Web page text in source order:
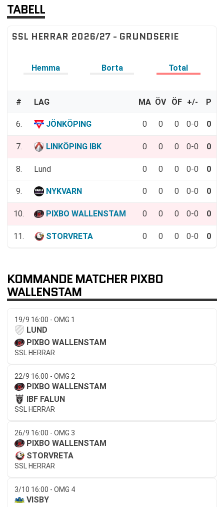
TABELL
SSL HERRAR 2026/27 - GRUNDSERIE
Hemma Borta Total
# LAG MA ÖV ÖF +/- P
6. JÖNKÖPING 0 0 0 0-0 0
7. LINKÖPING IBK 0 0 0 0-0 0
8. Lund 0 0 0 0-0 0
9. NYKVARN 0 0 0 0-0 0
10. PIXBO WALLENSTAM 0 0 0 0-0 0
11. STORVRETA 0 0 0 0-0 0
KOMMANDE MATCHER PIXBO
WALLENSTAM
19/9 16:00 - OMG 1
LUND
PIXBO WALLENSTAM
SSL HERRAR
22/9 16:00 - OMG 2
PIXBO WALLENSTAM
IBF FALUN
SSL HERRAR
26/9 16:00 - OMG 3
PIXBO WALLENSTAM
STORVRETA
SSL HERRAR
3/10 16:00 - OMG 4
VISBY